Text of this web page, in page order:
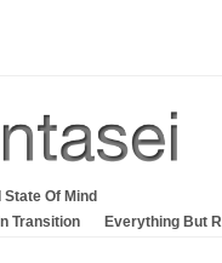
Of Mind
Transition Everything But